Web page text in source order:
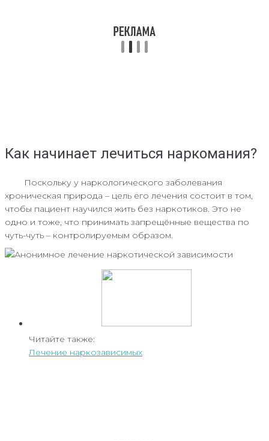
Как начинает лечиться наркомания?
Поскольку у наркологического заболевания
хроническая природа – цель его лечения состоит в том,
чтобы пациент научился жить без наркотиков. Это не
одно и тоже, что принимать запрещённые вещества по
чуть-чуть – контролируемым образом.
Читайте также:
Лечение наркозависимых